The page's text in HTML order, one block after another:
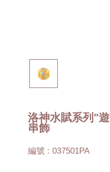
洛神水賦系列"
串飾
編號 : 037501PA